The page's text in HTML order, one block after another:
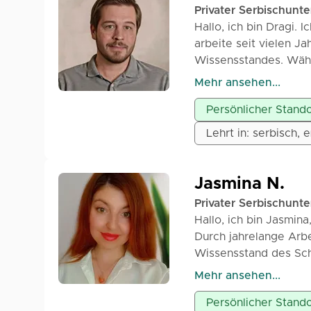
Privater
Hallo, ich bin Dragi.
arbeite seit vielen
Wissensstandes.
Vorbereitung von
kleine Matura und
vor, durch
der Aufgaben. Ich
Material versteht,
* Grammatik und
* Interpretation
* Übung des
* Vorbereitung auf
* Vorbereitung auf
nach Vereinbarung.
Mehr ansehen...
Persönlicher
Lehrt in: serbisch,
Jasmina N.
Privater
Hallo, ich bin
Durch jahrelange
Wissensstand des
modern und
Erfahrungen und
Mehr ansehen...
Persönlicher